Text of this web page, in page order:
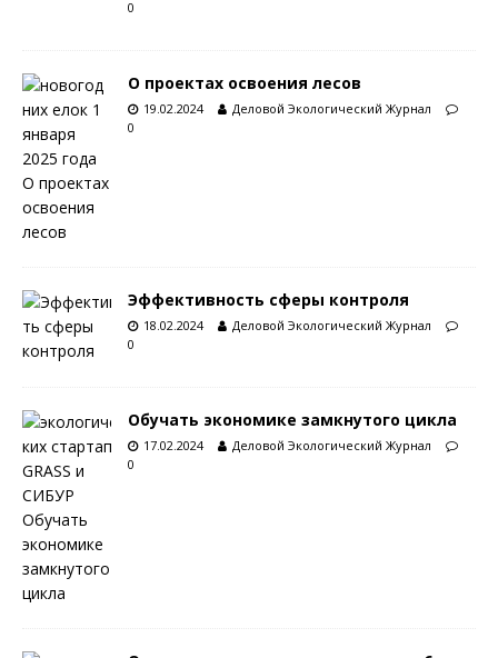
0
О проектах освоения лесов
19.02.2024
Деловой Экологический Журнал
0
Эффективность сферы контроля
18.02.2024
Деловой Экологический Журнал
0
Обучать экономике замкнутого цикла
17.02.2024
Деловой Экологический Журнал
0